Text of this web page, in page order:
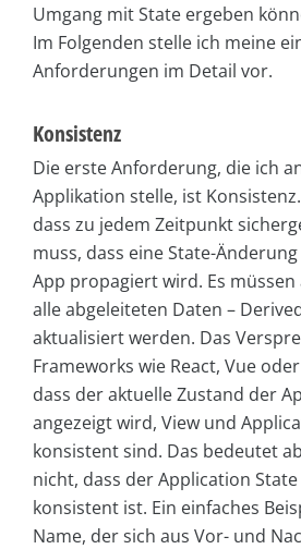
Umgang mit State ergeben
Im Folgenden stelle ich meine
Anforderungen im Detail vor.
Konsistenz
Die erste Anforderung, die ich
Applikation stelle, ist
dass zu jedem Zeitpunkt
muss, dass eine State-
App propagiert wird. Es
alle abgeleiteten Daten –
aktualisiert werden. Das
Frameworks wie React, Vue
dass der aktuelle Zustand der
angezeigt wird, View und
konsistent sind. Das bedeutet
nicht, dass der Application
konsistent ist. Ein einfaches
Name, der sich aus Vor- und